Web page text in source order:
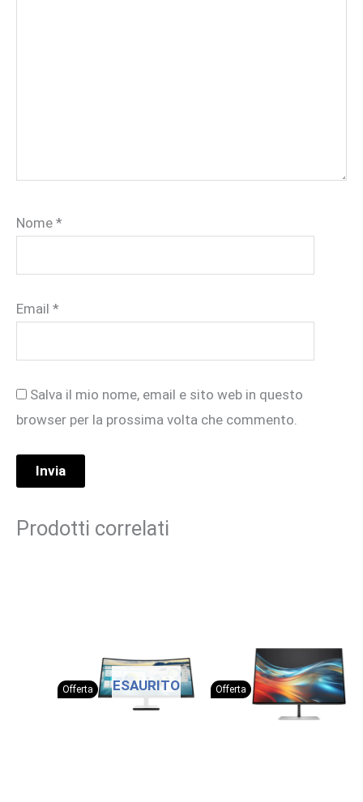
Nome *
Email *
Salva il mio nome, email e sito web in questo
browser per la prossima volta che commento.
Prodotti correlati
Offerta ESAURITO Offerta